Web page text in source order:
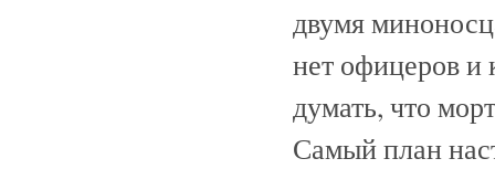
двумя
нет офицеров и
думать, что
Самый план